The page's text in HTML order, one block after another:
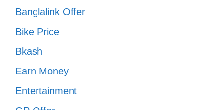
Banglalink Offer
Bike Price
Bkash
Earn Money
Entertainment